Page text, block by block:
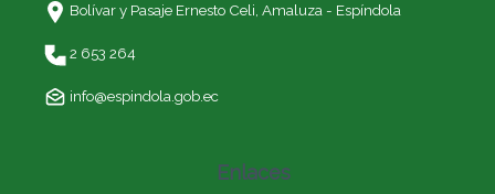
Bolívar y Pasaje Ernesto Celi, Amaluza - Espíndola
2 653 264
info@espindola.gob.ec
Enlaces